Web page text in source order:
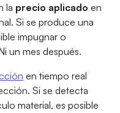
la precio aplicado en
Si se produce una
impugnar o
un mes después.
en tiempo real
Si se detecta
material, es posible